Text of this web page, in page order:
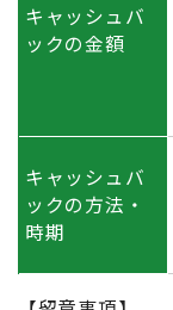
キャッシュバ
ックの金額
キャッシュバ
ックの方法・
時期